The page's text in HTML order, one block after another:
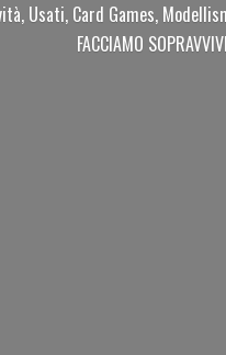
Usati, Card Games,
FACCIAMO